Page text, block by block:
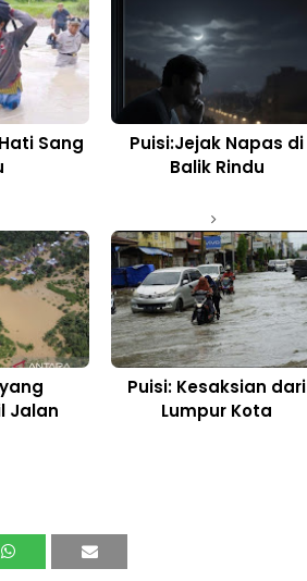
Sang
Puisi:Jejak Napas di
Balik Rindu
Jalan
Puisi: Kesaksian dari
Lumpur Kota